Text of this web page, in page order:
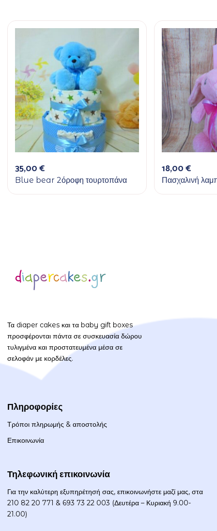
35,00€
Blue bear 2όροφη τουρτοπάνα
18,00€
Πασχαλινή
Τα diaper cakes και τα baby gift boxes
προσφέρονται πάντα σε συσκευασία δώρου
τυλιγμένα και προστατευμένα μέσα σε
σελοφάν με κορδέλες.
Πληροφορίες
Τρόποι πληρωμής & αποστολής
Επικοινωνία
Τηλεφωνική επικοινωνία
Για την καλύτερη εξυπηρέτησή σας, επικοινωνήστε μαζί μας, στα
210 82 20 771 & 693 73 22 003 (Δευτέρα – Κυριακή 9.00-
21.00)